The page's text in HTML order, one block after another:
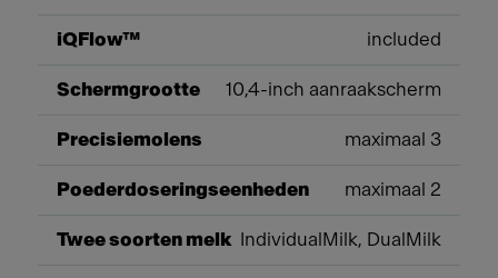
iQFlow™ included
Schermgrootte 10,4-inch aanraakscherm
Precisiemolens maximaal 3
Poederdoseringseenheden maximaal 2
Twee soorten melk IndividualMilk, DualMilk